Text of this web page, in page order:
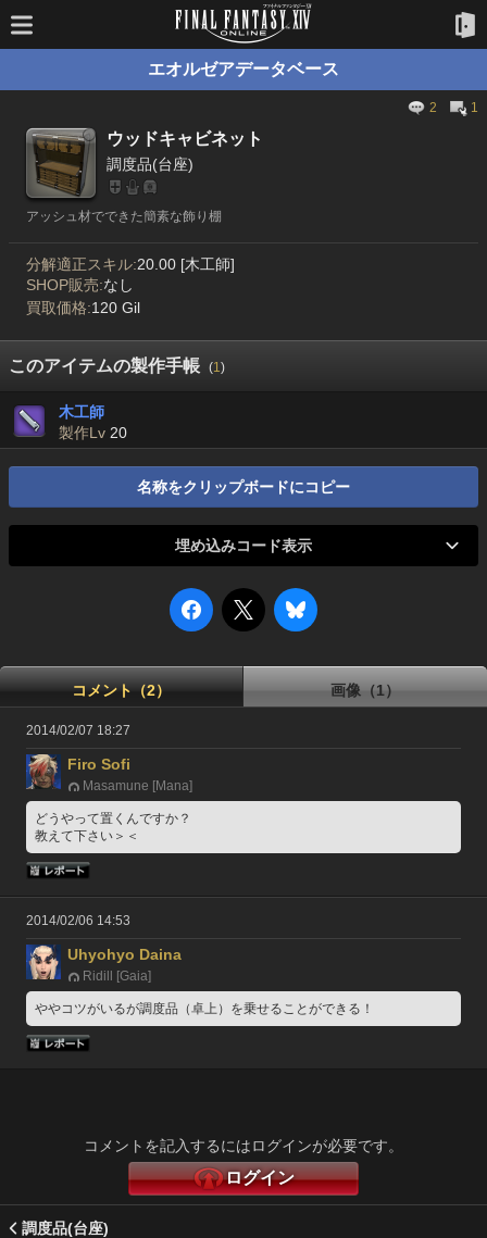
エオルゼアデータベース
2 1
ウッドキャビネット
調度品(台座)
アッシュ材でできた簡素な飾り棚
分解適正スキル:20.00 [木工師]
SHOP販売:なし
買取価格:120 Gil
このアイテムの製作手帳 (1)
木工師
製作Lv 20
名称をクリップボードにコピー
埋め込みコード表示
コメント（2） 画像（1）
2014/02/07 18:27
Firo Sofi
Masamune [Mana]
どうやって置くんですか？
教えて下さい＞＜
2014/02/06 14:53
Uhyohyo Daina
Ridill [Gaia]
ややコツがいるが調度品（卓上）を乗せることができる！
コメントを記入するにはログインが必要です。
ログイン
調度品(台座)